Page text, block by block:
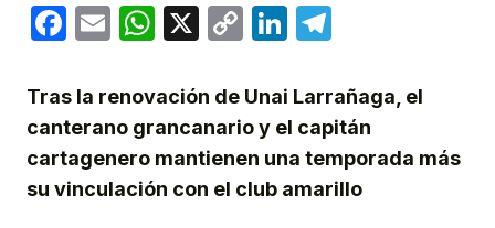
Facebook
EmailWhatsApp
X
CopyLinkedIn
Tras la renovación de Unai Larrañaga, el
canterano grancanario y el capitán
cartagenero mantienen una temporada más
su vinculación con el club amarillo